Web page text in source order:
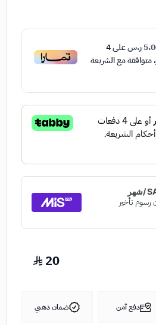
ر.س على4
مع الشريعة
20
دفع آمن ضمان ذهبي